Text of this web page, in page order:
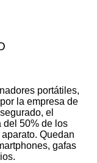
portátiles,
la empresa de
el
del 50% de los
Quedan
gafas